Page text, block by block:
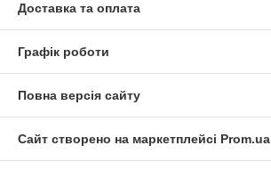
Доставка та оплата
Графік роботи
Повна версія сайту
Сайт створено на маркетплейсі Prom.ua